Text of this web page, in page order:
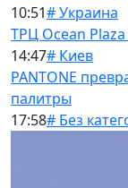
10:51# Украина
ТРЦ Ocean
14:47# Киев
PANTONE
палитры
17:58# Без